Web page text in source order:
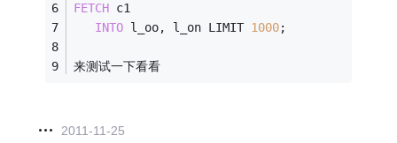
FETCH c1
INTO l_oo, l_on LIMIT 1000;
来测试一下看看
2011-11-25